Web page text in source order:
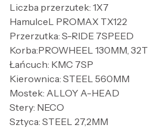
Liczba przerzutek: 1X7
HamulceL PROMAX TX122
Przerzutka: S-RIDE 7SPEED
Korba:PROWHEEL 130MM, 32T
Łańcuch: KMC 7SP
Kierownica: STEEL 560MM
Mostek: ALLOY A-HEAD
Stery: NECO
Sztyca: STEEL 27,2MM